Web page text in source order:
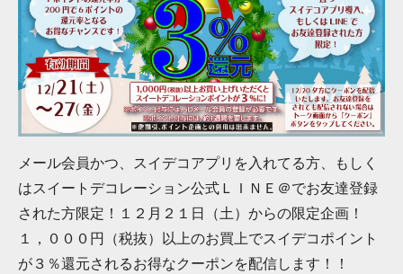
メール会員かつ、スイデコアプリを入れてる方、もしく
はスイートデコレーション公式ＬＩＮＥ＠でお友達登録
された方限定！１２月２１日（土）からの限定企画！
１，０００円（税抜）以上のお買上でスイデコポイント
が３％還元されるお得なクーポンを配信します！！